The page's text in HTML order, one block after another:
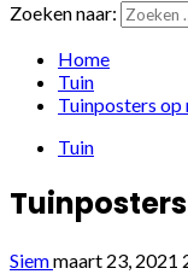
Zoeken naar:
Home
Tuin
Tuinposters op
Tuin
Siemmaart 23, 2021